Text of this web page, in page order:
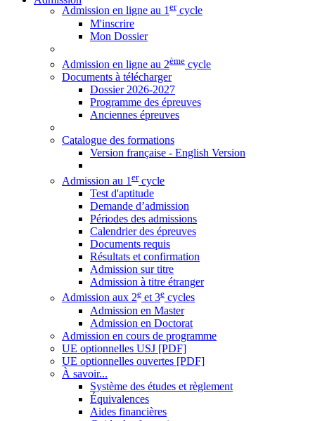
Admission en ligne au 1ercycle
M'inscrire
Mon Dossier
Admission en ligne au 2ème cycle
Documents à télécharger
Dossier 2026-2027
Programme des épreuves
Anciennes épreuves
Catalogue des formations
Version française - English Version
Admission au 1 ercycle
Test d'aptitude
Demande d’admission
Périodes des admissions
Calendrier des épreuves
Documents requis
Résultats et confirmation
Admission sur titre
Admission à titre étranger
Admission aux 2e et 3e cycles
Admission en Master
Admission en Doctorat
Admission en cours de programme
UE optionnelles USJ [PDF]
UE optionnelles ouvertes [PDF]
À savoir...
Système des études et règlement
Équivalences
Aides financières